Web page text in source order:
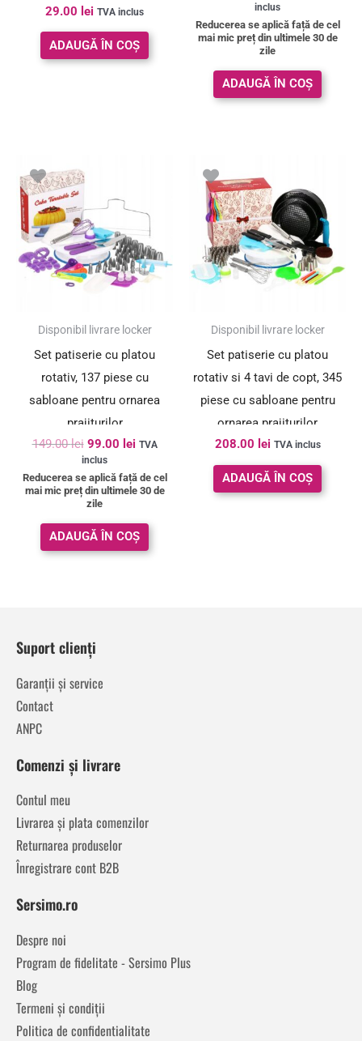
Evaluat la
5.00
din 5
29.00 lei TVA inclus
ADAUGĂ ÎN COȘ
inclus
Reducerea se aplică față de cel
mai mic preț din ultimele 30 de
zile
ADAUGĂ ÎN COȘ
SUPER PREȚ!
Disponibil livrare locker
Set patiserie cu platou
rotativ, 137 piese cu
sabloane pentru ornarea
prajiturilor
149.00lei
fost:
149.00 lei.
99.00 lei
99.00 lei.
TVA
inclus
Reducerea se aplică față de cel
mai mic preț din ultimele 30 de
zile
ADAUGĂ ÎN COȘ
Disponibil livrare locker
Set patiserie cu platou
rotativ si 4 tavi de copt, 345
piese cu sabloane pentru
ornarea prajiturilor
208.00 lei TVA inclus
ADAUGĂ ÎN COȘ
Suport clienți
Garanții și service
Contact
ANPC
Comenzi și livrare
Contul meu
Livrarea și plata comenzilor
Returnarea produselor
Înregistrare cont B2B
Sersimo.ro
Despre noi
Program de fidelitate - Sersimo Plus
Blog
Termeni și condiții
Politica de confidentialitate